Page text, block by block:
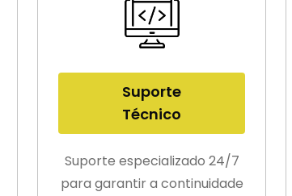
Suporte
Técnico
Suporte especializado 24/7
para garantir a continuidade